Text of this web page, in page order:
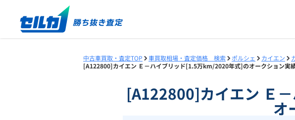
中古車買取・査定TOP 車買取相場・査定価格 検索 ポルシェ カイエン
[A122800]カイエン Ｅ－ハイブリッド[1.5万km/2020年式]のオークション実
[A122800]カイエン Ｅ
オ